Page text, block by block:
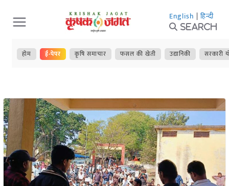
Skip
to
content
English | हिन्दी
Search
होम ई-पेपर कृषि समाचार फसल की खेती उद्यानिकी सरकारी